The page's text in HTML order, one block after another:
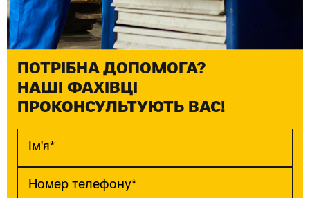
ПОТРІБНА ДОПОМОГА?
НАШІ ФАХІВЦІ
ПРОКОНСУЛЬТУЮТЬ ВАС!